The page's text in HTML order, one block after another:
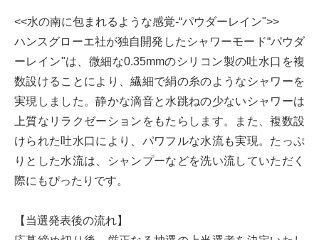
<<水の南に包まれるような感覚-“パウダーレイン">>
ハンスグローエ社が独自開発したシャワーモード“パウダ
ーレイン"は、微細な0.35mmのシリコン製の吐水口を複
数設けることにより、繊細で絹の糸のようなシャワーを
実現しました。静かな滴音と水跳ねの少ないシャワーは
上質なリラクゼーションをもたらします。また、複数設
けられた吐水口により、パワフルな水流も実現。たっぷ
りとした水流は、シャンプーなどを洗い流していただく
際にもぴったりです。
【当選発表後の流れ】